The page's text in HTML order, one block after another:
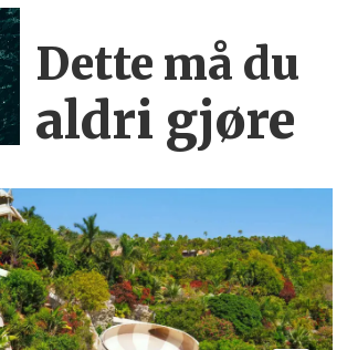
Dette må du
aldri gjøre